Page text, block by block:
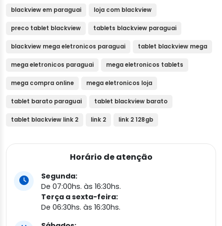
blackview em paraguai loja com blackview
preco tablet blackview tablets blackview paraguai
blackview mega eletronicos paraguai tablet blackview mega
mega eletronicos paraguai mega eletronicos tablets
mega compra online mega eletronicos loja
tablet barato paraguai tablet blackview barato
tablet blackview link 2 link 2 link 2 128gb
Horário de atenção
Segunda:
De 07:00hs. às 16:30hs.
Terça a sexta-feira:
De 06:30hs. às 16:30hs.